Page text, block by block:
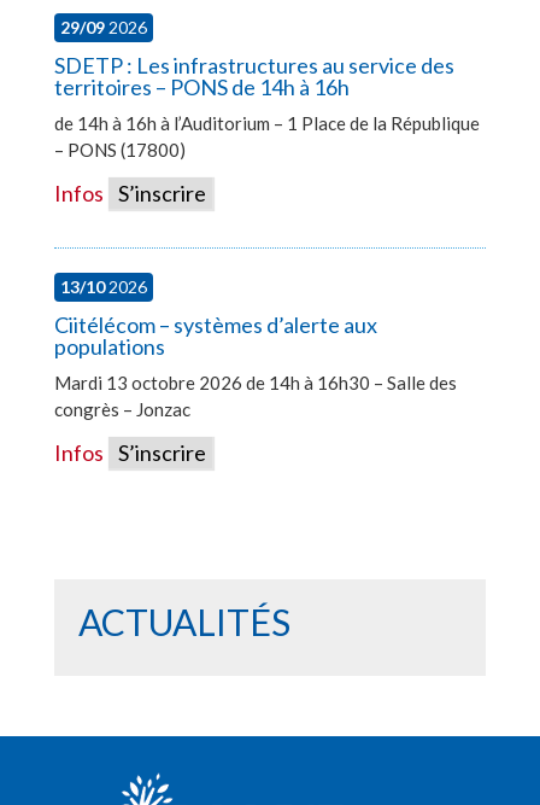
29/092026
SDETP : Les infrastructures au service des
territoires – PONS de 14h à 16h
de 14h à 16h à l’Auditorium – 1 Place de la République
– PONS (17800)
Infos S’inscrire
13/102026
Ciitélécom – systèmes d’alerte aux
populations
Mardi 13 octobre 2026 de 14h à 16h30 – Salle des
congrès – Jonzac
Infos S’inscrire
ACTUALITÉS